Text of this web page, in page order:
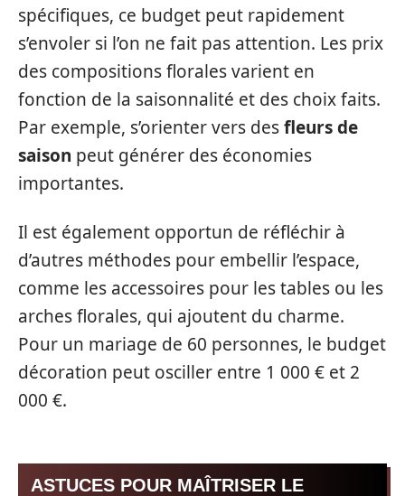
spécifiques, ce budget peut rapidement
s’envoler si l’on ne fait pas attention. Les prix
des compositions florales varient en
fonction de la saisonnalité et des choix faits.
Par exemple, s’orienter vers desfleurs de
saison peut générer des économies
importantes.
Il est également opportun de réfléchir à
d’autres méthodes pour embellir l’espace,
comme les accessoires pour les tables ou les
arches florales, qui ajoutent du charme.
Pour un mariage de 60 personnes, le budget
décoration peut osciller entre 1 000 € et 2
000 €.
ASTUCES POUR MAÎTRISER LE